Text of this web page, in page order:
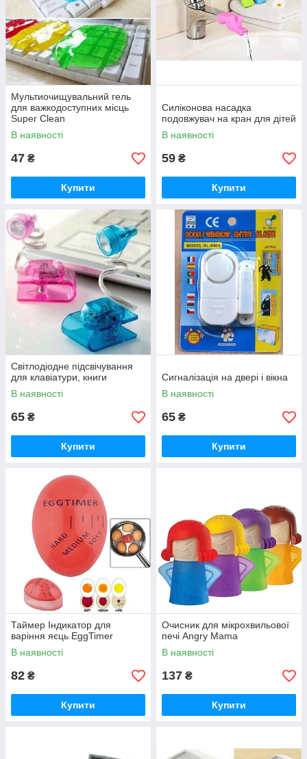
Мультиочищувальний гель
для важкодоступних місць
Super Clean
В наявності
47 ₴
Купити
Силіконова насадка
подовжувач на кран для дітей
В наявності
59 ₴
Купити
Світлодіодне підсвічування
для клавіатури, книги
В наявності
65 ₴
Купити
Сигналізація на двері і вікна
В наявності
65 ₴
Купити
Таймер Індикатор для
варіння яєць EggTimer
В наявності
82 ₴
Купити
Очисник для мікрохвильової
печі Angry Mama
В наявності
137 ₴
Купити